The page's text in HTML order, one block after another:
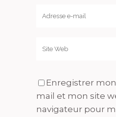
Enregistrer
mail et mon site
navigateur pour